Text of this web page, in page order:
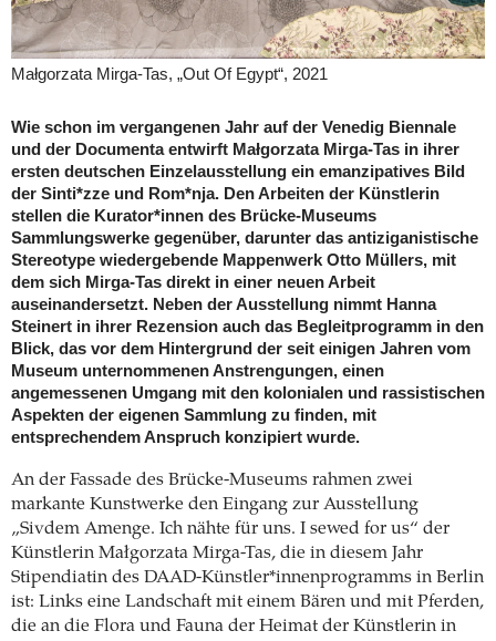
Małgorzata Mirga-Tas, „Out Of Egypt“, 2021
Wie schon im vergangenen Jahr auf der Venedig Biennale
und der Documenta entwirft Małgorzata Mirga-Tas in ihrer
ersten deutschen Einzelausstellung ein emanzipatives Bild
der Sinti*zze und Rom*nja. Den Arbeiten der Künstlerin
stellen die Kurator*innen des Brücke-Museums
Sammlungswerke gegenüber, darunter das antiziganistische
Stereotype wiedergebende Mappenwerk Otto Müllers, mit
dem sich Mirga-Tas direkt in einer neuen Arbeit
auseinandersetzt. Neben der Ausstellung nimmt Hanna
Steinert in ihrer Rezension auch das Begleitprogramm in den
Blick, das vor dem Hintergrund der seit einigen Jahren vom
Museum unternommenen Anstrengungen, einen
angemessenen Umgang mit den kolonialen und rassistischen
Aspekten der eigenen Sammlung zu finden, mit
entsprechendem Anspruch konzipiert wurde.
An der Fassade des Brücke-Museums rahmen zwei
markante Kunstwerke den Eingang zur Ausstellung
„Sivdem Amenge. Ich nähte für uns. I sewed for us“ der
Künstlerin Małgorzata Mirga-Tas, die in diesem Jahr
Stipendiatin des DAAD-Künstler*innenprogramms in Berlin
ist: Links eine Landschaft mit einem Bären und mit Pferden,
die an die Flora und Fauna der Heimat der Künstlerin in